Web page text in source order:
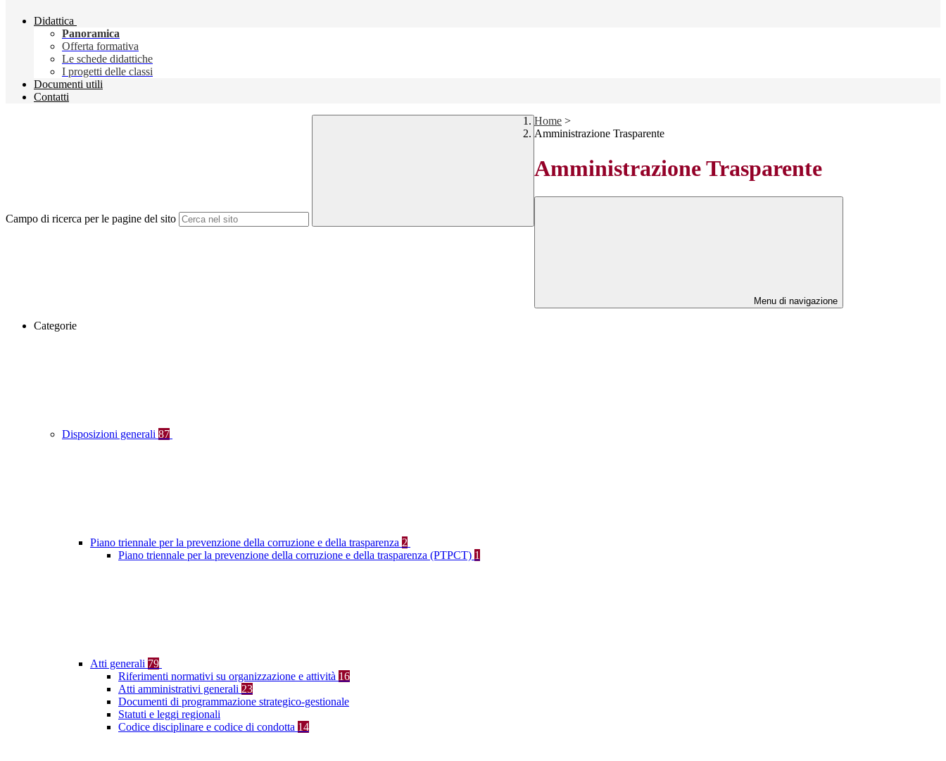
Didattica
Panoramica
Offerta formativa
Le schede didattiche
I progetti delle classi
Documenti utili
Contatti
Campo di ricerca per le pagine del sito
Home >
Amministrazione Trasparente
Amministrazione Trasparente
Menu di navigazione
Categorie
Disposizioni generali 87
Piano triennale per la prevenzione della corruzione e della trasparenza 2
Piano triennale per la prevenzione della corruzione e della trasparenza (PTPCT) 1
Atti generali 79
Riferimenti normativi su organizzazione e attività 16
Atti amministrativi generali 23
Documenti di programmazione strategico-gestionale
Statuti e leggi regionali
Codice disciplinare e codice di condotta 14